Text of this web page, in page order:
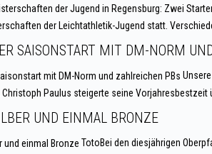
der Leichtathletik-Jugend statt.
SAISONSTART MIT DM-NORM
Paulus steigerte seine Vorjahresbestzeit
UND EINMAL BRONZE
TotoBei den diesjährigen